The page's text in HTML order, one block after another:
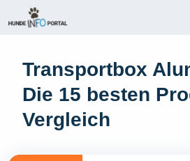
Inhalt
Transportbox
Die 15 besten
Vergleich